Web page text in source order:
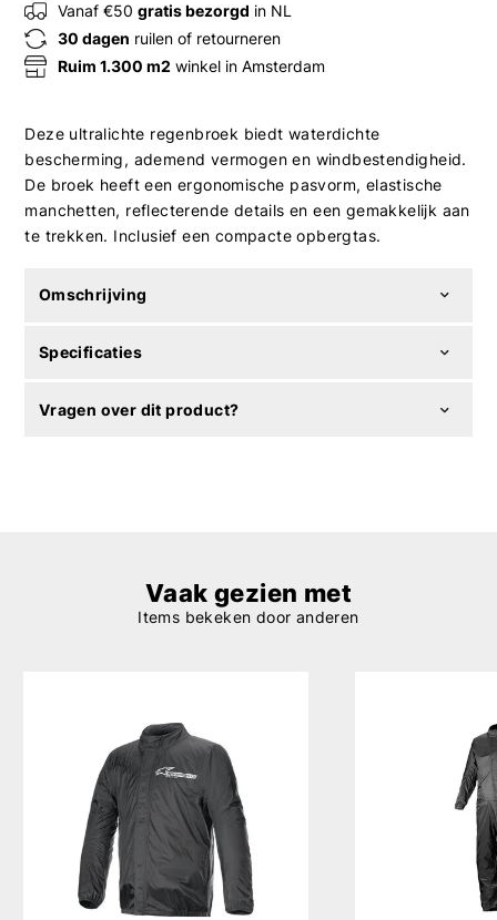
Vanaf €50gratis bezorgd in NL
30 dagen ruilen of retourneren
Ruim 1.300 m2 winkel in Amsterdam
Deze ultralichte regenbroek biedt waterdichte
bescherming, ademend vermogen en windbestendigheid.
De broek heeft een ergonomische pasvorm, elastische
manchetten, reflecterende details en een gemakkelijk aan
te trekken. Inclusief een compacte opbergtas.
Omschrijving
Specificaties
Vragen over dit product?
Vaak gezien met
Items bekeken door anderen